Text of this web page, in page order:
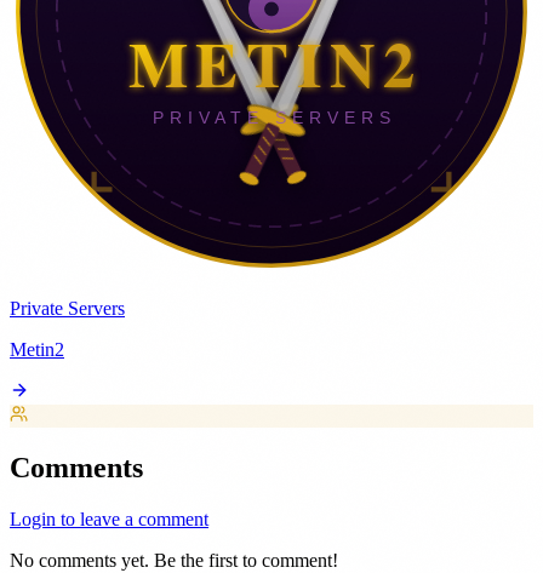
Private Servers
Metin2
Comments
Login to leave a comment
No comments yet. Be the first to comment!